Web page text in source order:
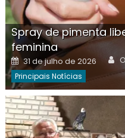
Spray de pimenta
feminina
Posted
on
31 de julho de 2026
Principais Notícias